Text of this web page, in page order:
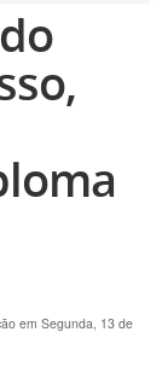
em Segunda, 13 de